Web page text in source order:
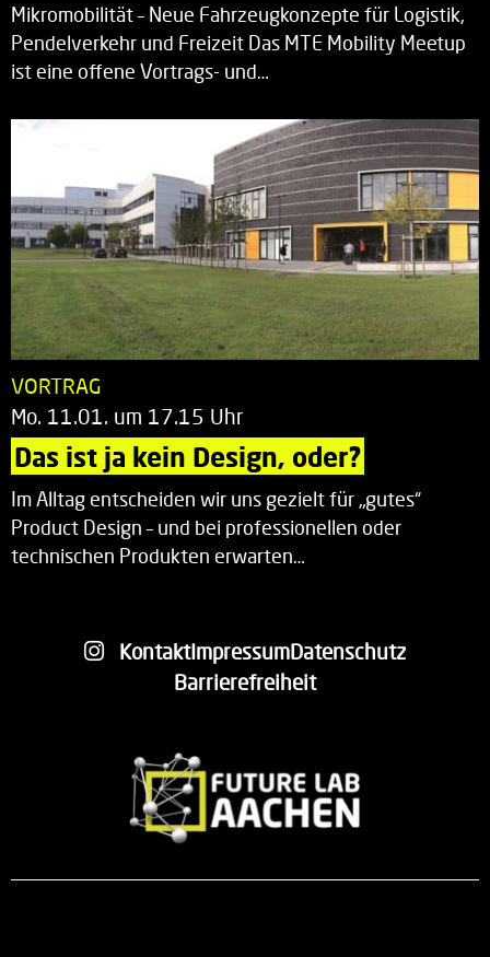
Mikromobilität – Neue Fahrzeugkonzepte für Logistik,
Pendelverkehr und Freizeit Das MTE Mobility Meetup
ist eine offene Vortrags- und…
VORTRAG
Mo. 11.01. um 17.15 Uhr
Das ist ja kein Design, oder?
Im Alltag entscheiden wir uns gezielt für „gutes“
Product Design – und bei professionellen oder
technischen Produkten erwarten…
KontaktImpressumDatenschutz
Barrierefreiheit